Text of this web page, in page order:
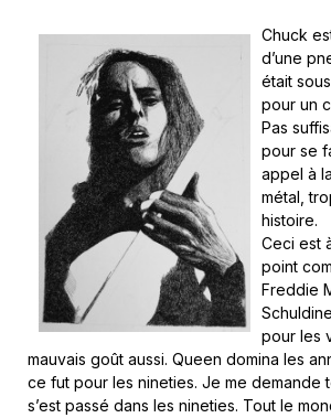
Chuck
d’une
était
pour un
Pas
pour se
appel à
métal,
histoire.
Ceci est
point
Freddie
pour les
mauvais goût aussi. Queen domina les
ce fut pour les nineties. Je me demande
s’est passé dans les nineties. Tout le